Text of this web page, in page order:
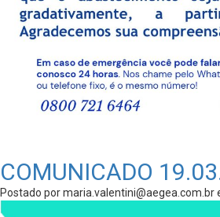
COMUNICADO
Postado pormaria.valentini@aegea.com.br